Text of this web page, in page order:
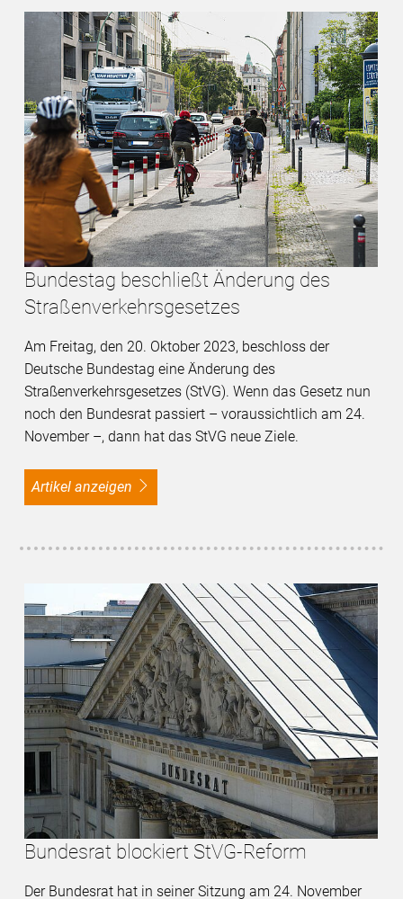
Bundestag beschließt Änderung des
Straßenverkehrsgesetzes
Am Freitag, den 20. Oktober 2023, beschloss der
Deutsche Bundestag eine Änderung des
Straßenverkehrsgesetzes (StVG). Wenn das Gesetz nun
noch den Bundesrat passiert – voraussichtlich am 24.
November –, dann hat das StVG neue Ziele.
Artikel anzeigen
Bundesrat blockiert StVG-Reform
Der Bundesrat hat in seiner Sitzung am 24. November